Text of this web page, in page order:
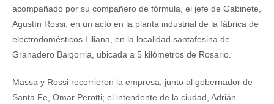
acompañado por su compañero de fórmula, el jefe de Gabinete,
Agustín Rossi, en un acto en la planta industrial de la fábrica de
electrodomésticos Liliana, en la localidad santafesina de
Granadero Baigorria, ubicada a 5 kilómetros de Rosario.
Massa y Rossi recorrieron la empresa, junto al gobernador de
Santa Fe, Omar Perotti; el intendente de la ciudad, Adrián